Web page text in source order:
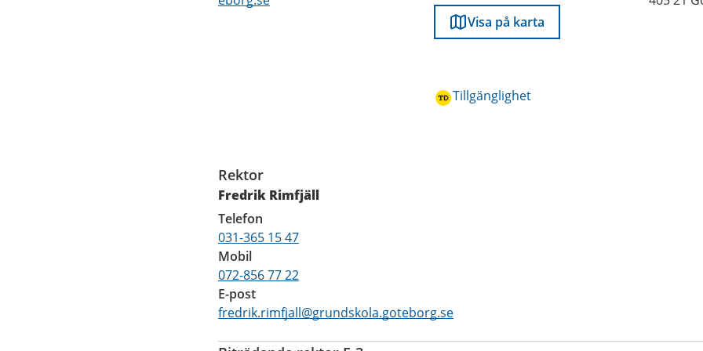
Visa på karta
Tillgänglighet
Rektor
Fredrik Rimfjäll
Telefon
031-365 15 47
Mobil
072-856 77 22
E-post
fredrik.rimfjall@grundskola.goteborg.se